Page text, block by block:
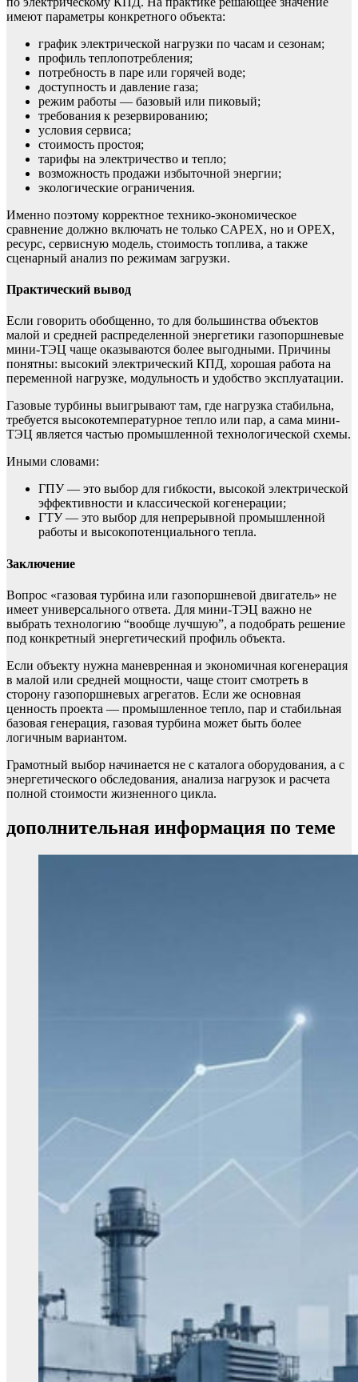
имеют параметры конкретного объекта:
график электрической нагрузки по часам и сезонам;
профиль теплопотребления;
потребность в паре или горячей воде;
доступность и давление газа;
режим работы — базовый или пиковый;
требования к резервированию;
условия сервиса;
стоимость простоя;
тарифы на электричество и тепло;
возможность продажи избыточной энергии;
экологические ограничения.
Именно поэтому корректное технико-экономическое
сравнение должно включать не только CAPEX, но и OPEX,
ресурс, сервисную модель, стоимость топлива, а также
сценарный анализ по режимам загрузки.
Практический вывод
Если говорить обобщенно, то для большинства объектов
малой и средней распределенной энергетики газопоршневые
мини-ТЭЦ чаще оказываются более выгодными. Причины
понятны: высокий электрический КПД, хорошая работа на
переменной нагрузке, модульность и удобство эксплуатации.
Газовые турбины выигрывают там, где нагрузка стабильна,
требуется высокотемпературное тепло или пар, а сама мини-
ТЭЦ является частью промышленной технологической схемы.
Иными словами:
ГПУ — это выбор для гибкости, высокой электрической
эффективности и классической когенерации;
ГТУ — это выбор для непрерывной промышленной
работы и высокопотенциального тепла.
Заключение
Вопрос «газовая турбина или газопоршневой двигатель» не
имеет универсального ответа. Для мини-ТЭЦ важно не
выбрать технологию “вообще лучшую”, а подобрать решение
под конкретный энергетический профиль объекта.
Если объекту нужна маневренная и экономичная когенерация
в малой или средней мощности, чаще стоит смотреть в
сторону газопоршневых агрегатов. Если же основная
ценность проекта — промышленное тепло, пар и стабильная
базовая генерация, газовая турбина может быть более
логичным вариантом.
Грамотный выбор начинается не с каталога оборудования, а с
энергетического обследования, анализа нагрузок и расчета
полной стоимости жизненного цикла.
дополнительная информация по теме